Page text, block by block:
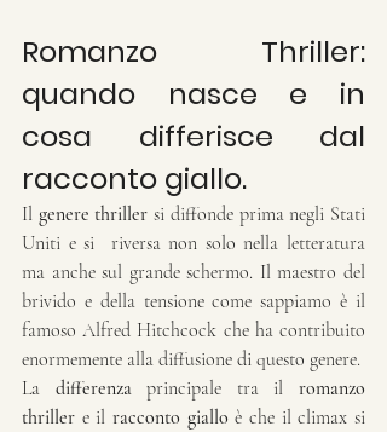
Romanzo Thriller:
quando nasce e in
cosa differisce dal
racconto giallo.
Il genere thriller si diffonde prima negli Stati
Uniti e si  riversa non solo nella letteratura
ma anche sul grande schermo. Il maestro del
brivido e della tensione come sappiamo è il
famoso Alfred Hitchcock che ha contribuito
enormemente alla diffusione di questo genere.
La differenza principale tra il romanzo
thriller e il racconto giallo è che il climax si